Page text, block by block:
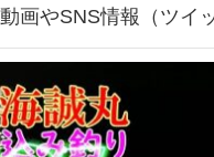
画やSNS情報（ツイ